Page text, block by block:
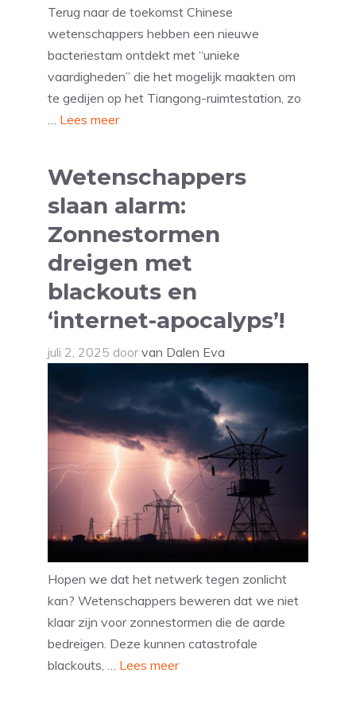
Terug naar de toekomst Chinese
wetenschappers hebben een nieuwe
bacteriestam ontdekt met “unieke
vaardigheden” die het mogelijk maakten om
te gedijen op het Tiangong-ruimtestation, zo
… Lees meer
Wetenschappers
slaan alarm:
Zonnestormen
dreigen met
blackouts en
‘internet-apocalyps’!
juli 2, 2025 door van Dalen Eva
Hopen we dat het netwerk tegen zonlicht
kan? Wetenschappers beweren dat we niet
klaar zijn voor zonnestormen die de aarde
bedreigen. Deze kunnen catastrofale
blackouts, … Lees meer